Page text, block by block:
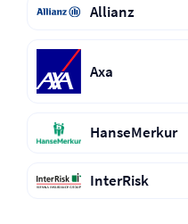
Allianz
Axa
HanseMerkur
InterRisk